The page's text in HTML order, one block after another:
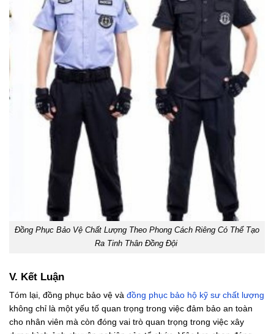
Đồng Phục Bảo Vệ Chất Lượng Theo Phong Cách Riêng Có Thể Tạo
Ra Tinh Thân Đồng Đội
V. Kết Luận
Tóm lại, đồng phục bảo vệ và đồng phục bảo hộ kỹ sư chất lượng
không chỉ là một yếu tố quan trọng trong việc đảm bảo an toàn
cho nhân viên mà còn đóng vai trò quan trọng trong việc xây